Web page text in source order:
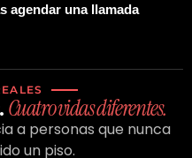
agendar una llamada
Cuatro vidas diferentes.
a personas que nunca
un piso.